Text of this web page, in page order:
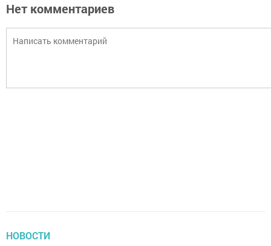
Нет комментариев
НОВОСТИ